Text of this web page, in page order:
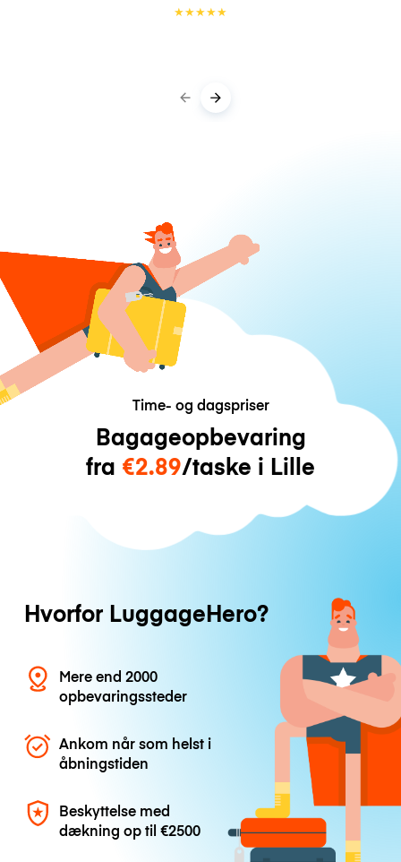
★★★★★
Time- og dagspriser
Bagageopbevaring
fra €2.89/taske i Lille
Hvorfor LuggageHero?
Mere end 2000
opbevaringssteder
Ankom når som helst i
åbningstiden
Beskyttelse med
dækning op til€2500